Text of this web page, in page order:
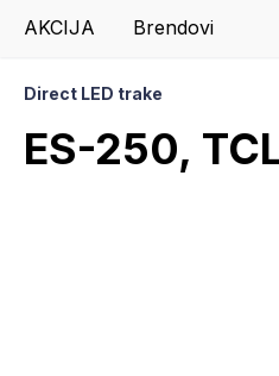
AKCIJA Brendovi
Direct LED trake
ES-250,